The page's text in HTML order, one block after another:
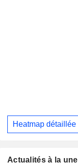
Heatmap détaillée
Actualités à la une